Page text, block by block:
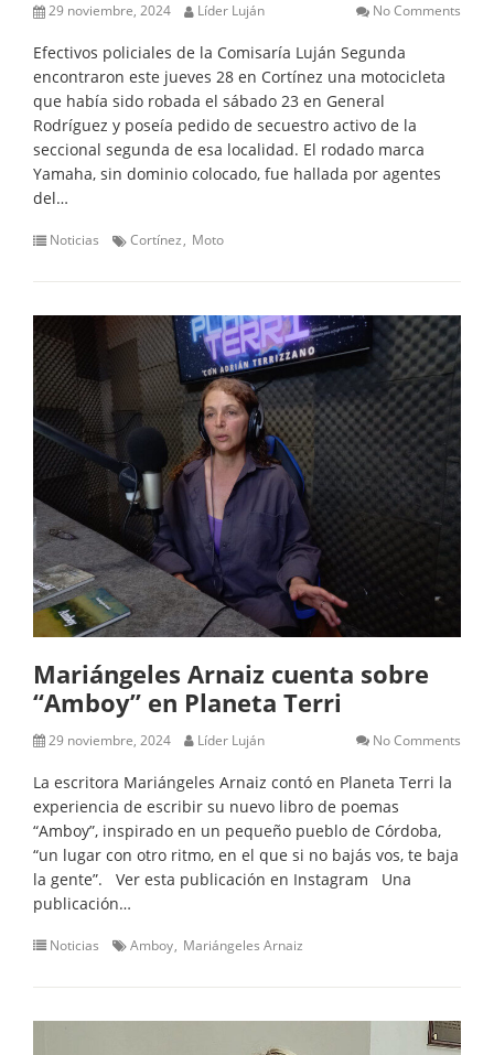
29 noviembre, 2024 Líder Luján No Comments
Efectivos policiales de la Comisaría Luján Segunda
encontraron este jueves 28 en Cortínez una motocicleta
que había sido robada el sábado 23 en General
Rodríguez y poseía pedido de secuestro activo de la
seccional segunda de esa localidad. El rodado marca
Yamaha, sin dominio colocado, fue hallada por agentes
del…
Noticias Cortínez Moto
Mariángeles Arnaiz cuenta sobre
“Amboy” en Planeta Terri
29 noviembre, 2024 Líder Luján No Comments
La escritora Mariángeles Arnaiz contó en Planeta Terri la
experiencia de escribir su nuevo libro de poemas
“Amboy”, inspirado en un pequeño pueblo de Córdoba,
“un lugar con otro ritmo, en el que si no bajás vos, te baja
la gente”. Ver esta publicación en Instagram Una
publicación…
Noticias Amboy Mariángeles Arnaiz